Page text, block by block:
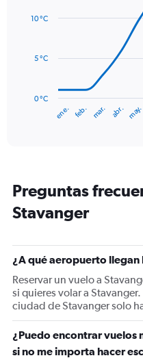
Range:
180.
with
14
has
14
The
has
1
axis
displaying
values.
Range:
0
to
ene. feb. mar. abr. may.
0 °C
5 °C
10 °C
Preguntas
Stavanger
¿A qué aeropuerto llegan
Reservar un vuelo a
si quieres volar a
ciudad de Stavanger solo
¿Puedo encontrar vuelos
si no me importa hacer